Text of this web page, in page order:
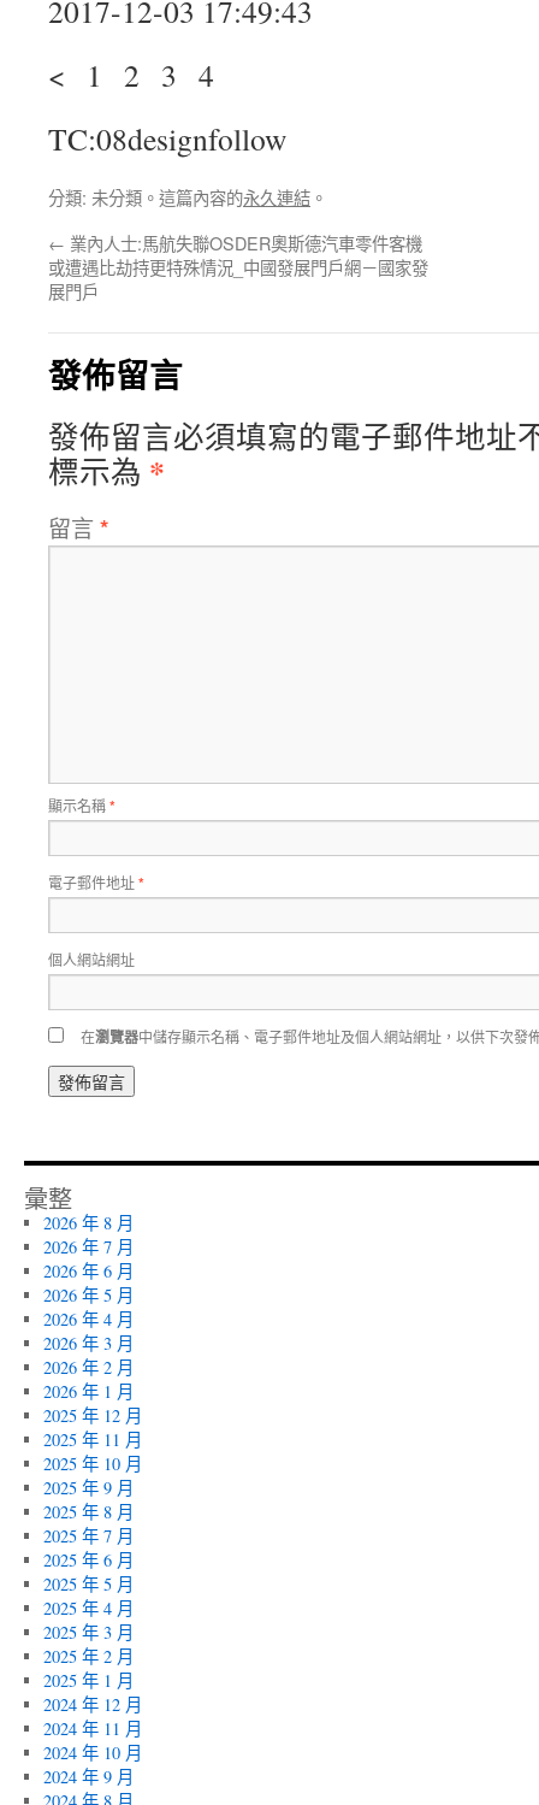
2017-12-03 17:49:43
< 1 2 3 4
TC:08designfollow
分類: 未分類。這篇內容的永久連結 。
← 業內人士:馬航失聯OSDER奧斯德汽車零件客機
或遭遇比劫持更特殊情況_中國發展門戶網－國家發
展門戶
發佈留言
發佈留言必須填寫的電子郵件地址
標示為 *
留言 *
顯示名稱*
電子郵件地址*
個人網站網址
在瀏覽器中儲存顯示名稱、電子郵件地址及個人網站網址，以供下次發
彙整
2026 年 8 月
2026 年 7 月
2026 年 6 月
2026 年 5 月
2026 年 4 月
2026 年 3 月
2026 年 2 月
2026 年 1 月
2025 年 12 月
2025 年 11 月
2025 年 10 月
2025 年 9 月
2025 年 8 月
2025 年 7 月
2025 年 6 月
2025 年 5 月
2025 年 4 月
2025 年 3 月
2025 年 2 月
2025 年 1 月
2024 年 12 月
2024 年 11 月
2024 年 10 月
2024 年 9 月